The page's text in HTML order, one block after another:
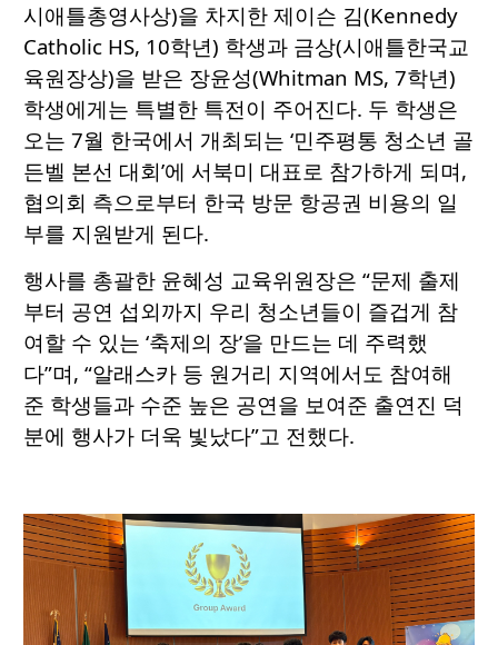
시애틀총영사상)을 차지한 제이슨 김(Kennedy
Catholic HS, 10학년) 학생과 금상(시애틀한국교
육원장상)을 받은 장윤성(Whitman MS, 7학년)
학생에게는 특별한 특전이 주어진다. 두 학생은
오는 7월 한국에서 개최되는 ‘민주평통 청소년 골
든벨 본선 대회’에 서북미 대표로 참가하게 되며,
협의회 측으로부터 한국 방문 항공권 비용의 일
부를 지원받게 된다.
행사를 총괄한 윤혜성 교육위원장은 “문제 출제
부터 공연 섭외까지 우리 청소년들이 즐겁게 참
여할 수 있는 ‘축제의 장’을 만드는 데 주력했
다”며, “알래스카 등 원거리 지역에서도 참여해
준 학생들과 수준 높은 공연을 보여준 출연진 덕
분에 행사가 더욱 빛났다”고 전했다.